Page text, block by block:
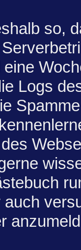
so,
Logs
auch